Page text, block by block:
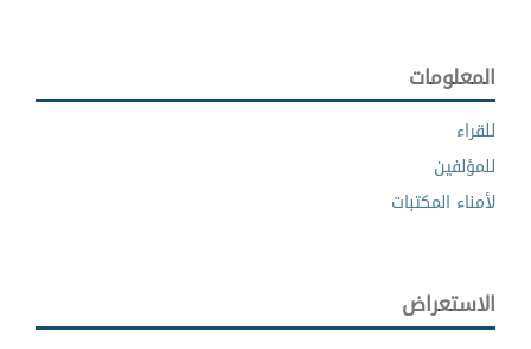
المعلومات
للقراء
للمؤلفين
لأمناء المكتبات
الاستعراض